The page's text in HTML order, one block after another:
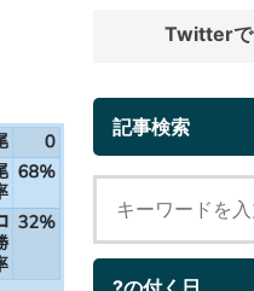
Twitterで
記事検索